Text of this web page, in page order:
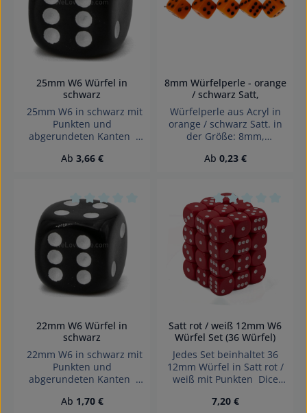
25mm W6 Würfel in
schwarz
25mm W6 in schwarz mit
Punkten und
abgerundeten Kanten
in Germany Achtung!
unter 3 Jahren geeignet.
Erstickungsgefahr!
Regulärer Preis:
Ab 3,66 €
8mm Würfelperle - orange
/ schwarz Satt,
Würfelperle aus Acryl in
orange / schwarz Satt. in
der Größe: 8mm,
gebohrt, 1,4mm
Regulärer Preis:
Ab 0,23 €
Durchschnittliche Bewertung von 0 von 5
22mm W6 Würfel in
schwarz
22mm W6 in schwarz mit
Punkten und
abgerundeten Kanten
in Germany Achtung!
Regulärer Preis:
Ab 1,70 €
Durchschnittliche
Satt rot / weiß 12mm W6
Würfel Set (36 Würfel)
Jedes Set beinhaltet 36
12mm Würfel in Satt rot /
weiß mit Punkten Dice
Regulärer Preis:
7,20 €